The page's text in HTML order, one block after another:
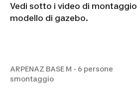
Vedi sotto i video di
modello di gazebo.
ARPENAZ BASE M - 6 persone
smontaggio